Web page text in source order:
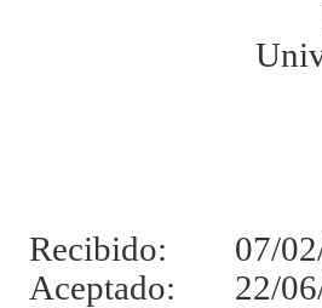
Recibido: 07/02/
Aceptado: 22/